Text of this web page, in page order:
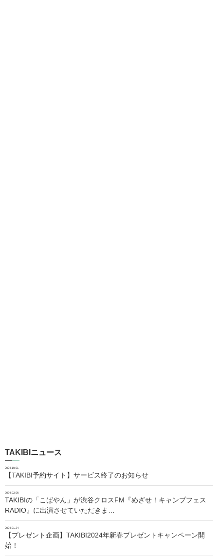
TAKIBIニュース
2024.10.01
【TAKIBI予約サイト】サービス終了のお知らせ
2024.02.06
TAKIBIの「こばやん」が渋谷クロスFM『めざせ！キャンプフェス
RADIO』に出演させていただきま…
2024.01.24
【プレゼント企画】TAKIBI2024年新春プレゼントキャンペーン開
始！